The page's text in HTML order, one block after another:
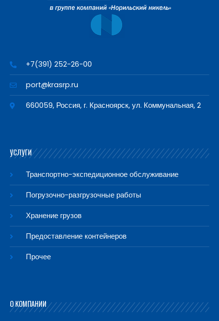
+7(391) 252-26-00
port@krasrp.ru
660059, Россия, г. Красноярск, ул. Коммунальная, 2
УСЛУГИ
Транспортно-экспедиционное обслуживание
Погрузочно-разгрузочные работы
Хранение грузов
Предоставление контейнеров
Прочее
О КОМПАНИИ